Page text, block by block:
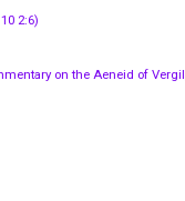
2:6)
on the Aeneid of Vergil,